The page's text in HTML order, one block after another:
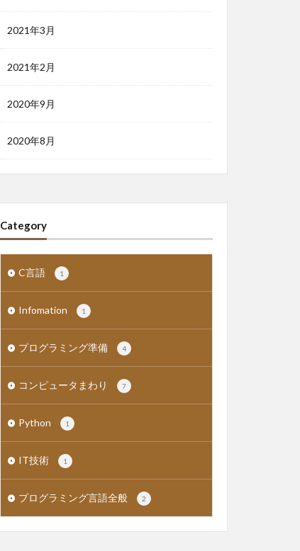
2021年3月
2021年2月
2020年9月
2020年8月
Category
C言語 1
Infomation 1
プログラミング準備 4
コンピュータまわり 7
Python 1
IT技術 1
プログラミング言語全般 2